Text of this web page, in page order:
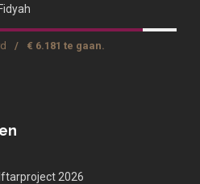
/ € 6.181 te gaan.
2026